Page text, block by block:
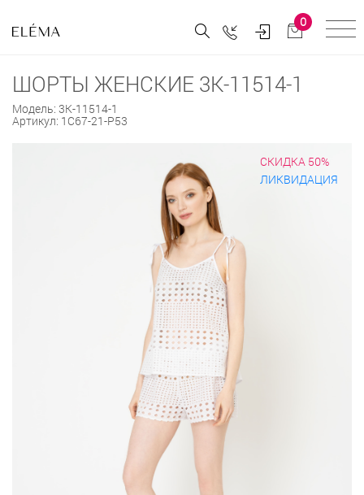
0
ШОРТЫ ЖЕНСКИЕ 3К-11514-1
Модель: 3К-11514-1
Артикул: 1С67-21-Р53
СКИДКА 50%
ЛИКВИДАЦИЯ